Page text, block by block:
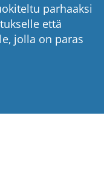
parhaaksi
että
jolla on paras